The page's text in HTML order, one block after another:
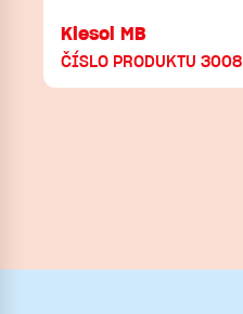
Kiesol MB
ČÍSLO PRODUKTU 3008